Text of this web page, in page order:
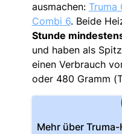
ausmachen: Truma
Combi 6. Beide
Stunde
und haben als
einen Verbrauch
oder 480 Gramm
Mehr über